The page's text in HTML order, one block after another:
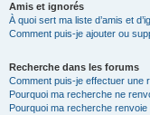
Amis et ignorés
À quoi sert ma liste d’amis et
Comment puis-je ajouter ou
Recherche dans les forums
Comment puis-je effectuer une
Pourquoi ma recherche ne
Pourquoi ma recherche